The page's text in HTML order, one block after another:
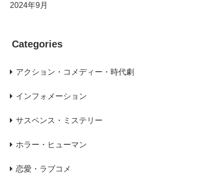
2024年9月
Categories
アクション・コメディー・時代劇
インフォメーション
サスペンス・ミステリー
ホラー・ヒューマン
恋愛・ラブコメ